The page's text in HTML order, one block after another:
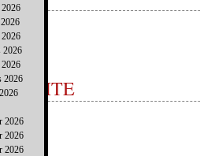
2026
2026
2026
2026
2026